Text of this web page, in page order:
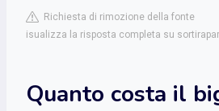
Richiesta di rimozione della fonte
isualizza la risposta completa su
Quanto costa il